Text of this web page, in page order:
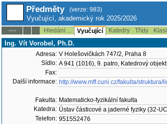
Předměty (verze: 983)
Vyučující, akademický rok 2025/2026
--:-- Hledání ... Vyučující Katedry Třídy
Ing. Vít Vorobel, Ph.D.
Adresa: V Holešovičkách 747/2, Praha 8
Sídlo: A 941 (1016), 9. patro, Katedrový
Fax:
Další informace: http://www.mff.cuni.cz/fakulta/struktura/
Fakulta: Matematicko-fyzikální fakulta
Katedra: Ústav částicové a jaderné fyziky (32-
Telefon: 951552476